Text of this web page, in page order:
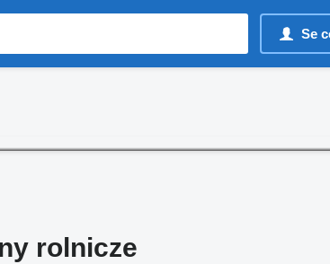
Se
rolnicze